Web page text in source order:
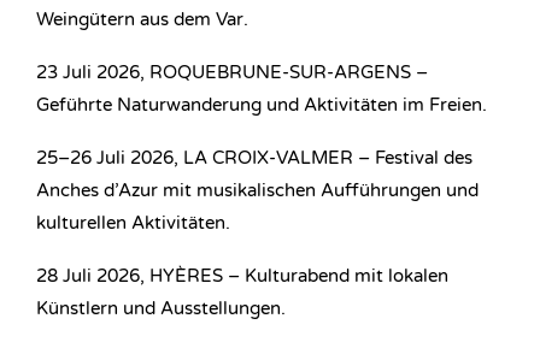
Weingütern aus dem Var.
23 Juli 2026, ROQUEBRUNE-SUR-ARGENS –
Geführte Naturwanderung und Aktivitäten im Freien.
25–26 Juli 2026, LA CROIX-VALMER – Festival des
Anches d’Azur mit musikalischen Aufführungen und
kulturellen Aktivitäten.
28 Juli 2026, HYÈRES – Kulturabend mit lokalen
Künstlern und Ausstellungen.